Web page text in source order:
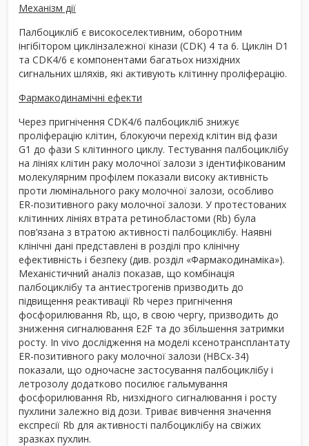
Механізм дії
Палбоцикліб є високоселективним, оборотним
інгібітором циклінзалежної кінази (CDK) 4 та 6. Циклін D1
та CDK4/6 є компонентами багатьох низхідних
сигнальних шляхів, які активують клітинну проліферацію.
Фармакодинамічні ефекти
Через пригнічення CDK4/6 палбоцикліб знижує
проліферацію клітин, блокуючи перехід клітин від фази
G1 до фази S клітинного циклу. Тестування палбоциклібу
на лініях клітин раку молочної залози з ідентифікованим
молекулярним профілем показали високу активність
проти люмінального раку молочної залози, особливо
ER-позитивного раку молочної залози. У протестованих
клітинних лініях втрата ретинобластоми (Rb) була
пов’язана з втратою активності палбоциклібу. Наявні
клінічні дані представлені в розділі про клінічну
ефективність і безпеку (див. розділ «Фармакодинаміка»).
Механістичний аналіз показав, що комбінація
палбоциклібу та антиестрогенів призводить до
підвищення реактивації Rb через пригнічення
фосфорилювання Rb, що, в свою чергу, призводить до
зниження сигналювання E2F та до збільшення затримки
росту. In vivo дослідження на моделі ксенотрансплантату
ER-позитивного раку молочної залози (HBCx-34)
показали, що одночасне застосування палбоциклібу і
летрозолу додатково посилює гальмування
фосфорилювання Rb, низхідного сигналювання і росту
пухлини залежно від дози. Триває вивчення значення
експресії Rb для активності палбоциклібу на свіжих
зразках пухлин.